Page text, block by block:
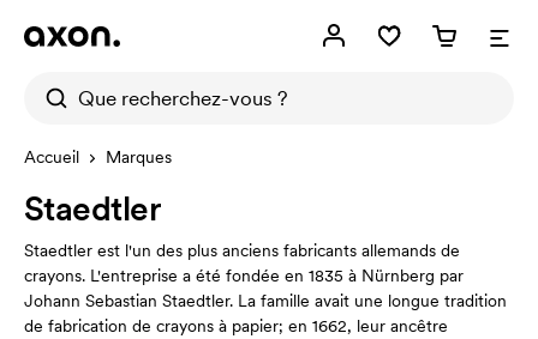
Accueil Marques
Staedtler
Staedtler est l'un des plus anciens fabricants allemands de
crayons. L'entreprise a été fondée en 1835 à Nürnberg par
Johann Sebastian Staedtler. La famille avait une longue tradition
de fabrication de crayons à papier; en 1662, leur ancêtre